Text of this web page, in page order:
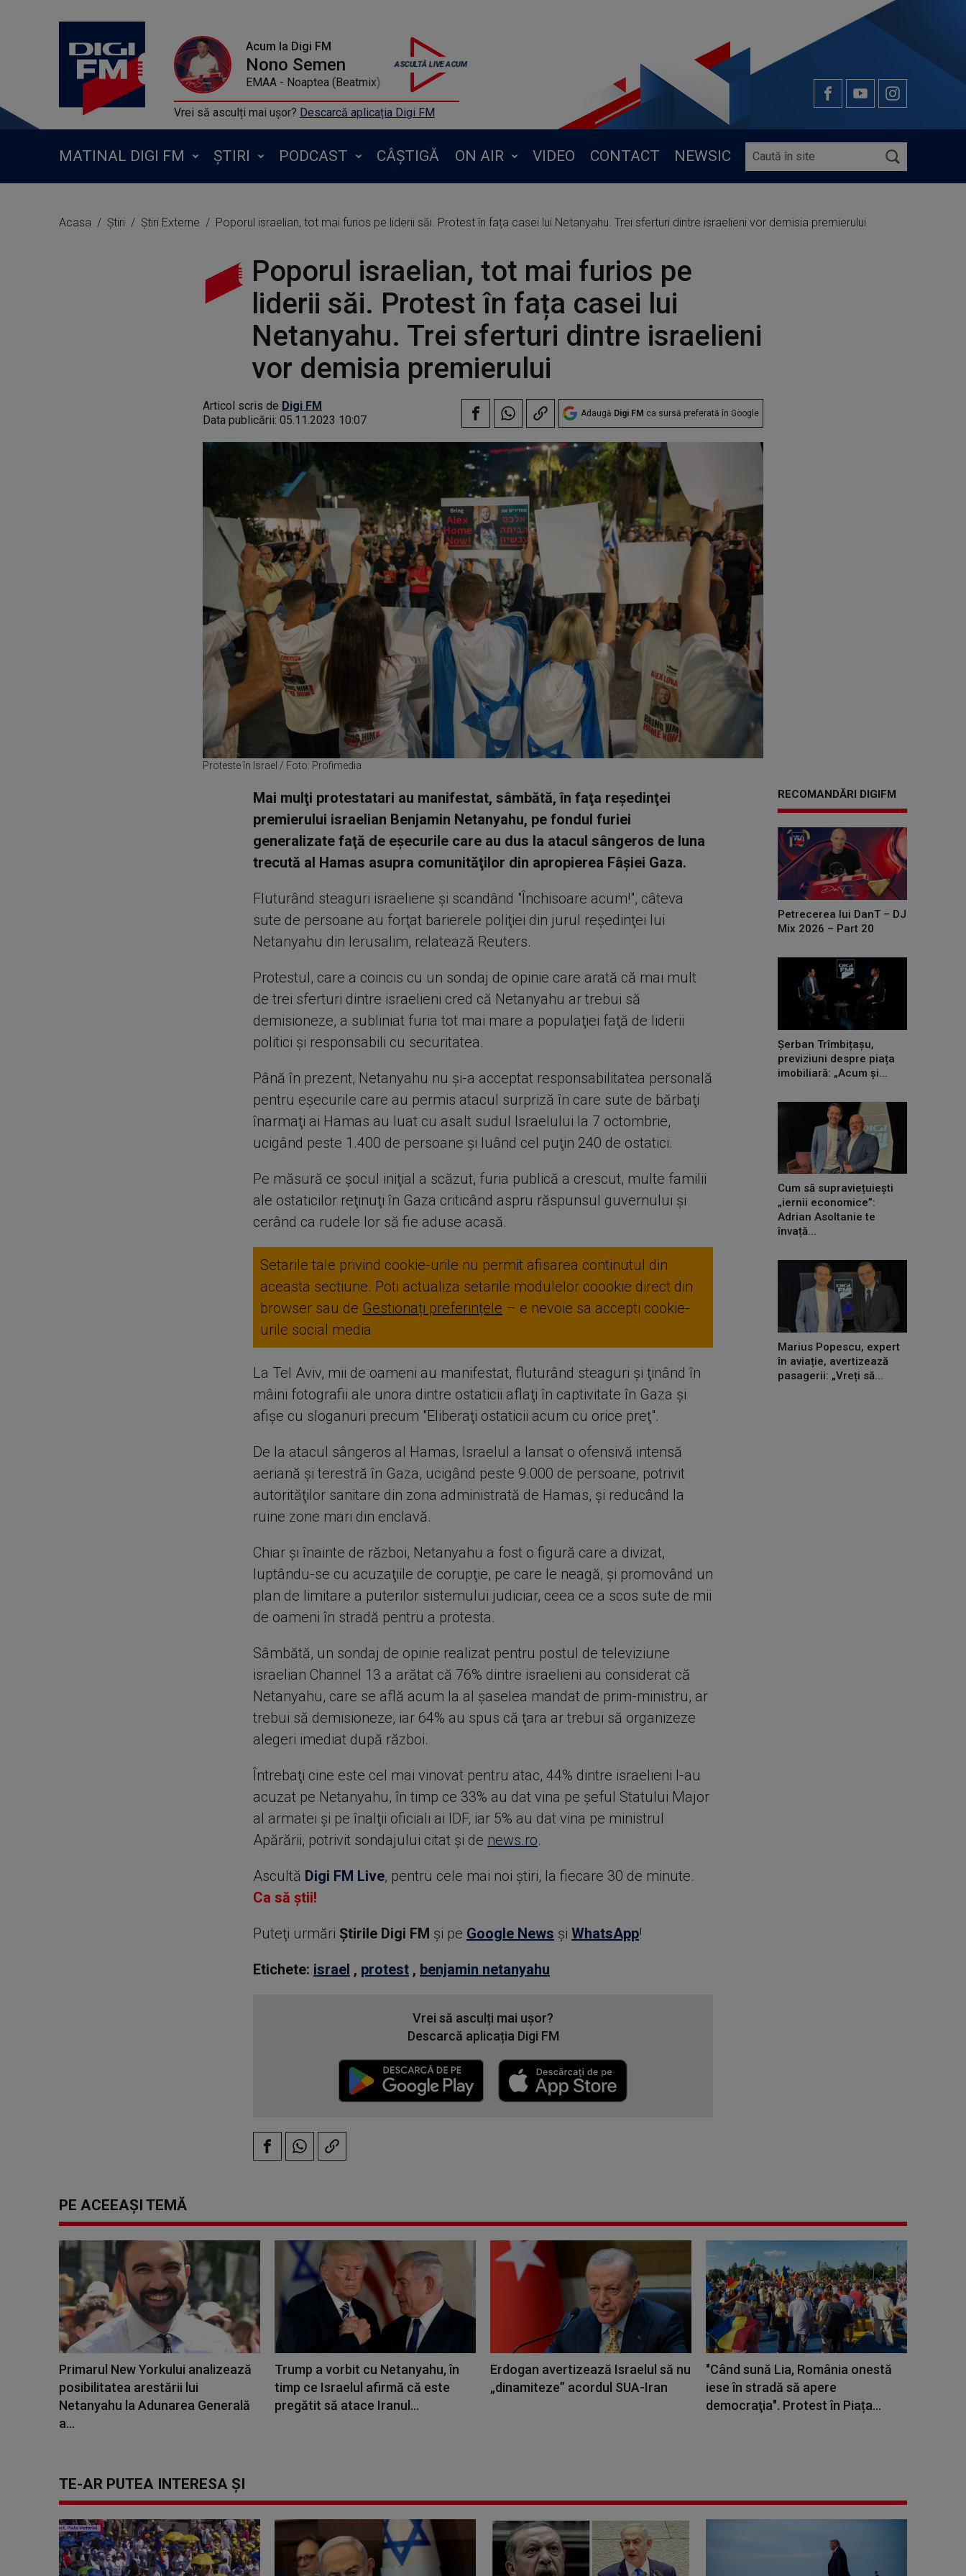
Acum la Digi FM
Nono Semen
EMAA - Noaptea (Beatmix)
Vrei să asculți mai ușor? Descarcă aplicația Digi FM
MATINAL DIGI FM ȘTIRI PODCAST CÂȘTIGĂ ON AIR VIDEO CONTACT NEWSIC
Acasa Știri Știri Externe Poporul israelian, tot mai furios pe liderii săi. Protest în fața casei lui Netanyahu. Trei sferturi dintre israelieni vor demisia premierului
Poporul israelian, tot mai furios pe
liderii săi. Protest în fața casei lui
Netanyahu. Trei sferturi dintre israelieni
vor demisia premierului
Articol scris de Digi FM
Data publicării: 05.11.2023 10:07 Adaugă Digi FM ca sursă preferată în Google
Proteste în Israel / Foto: Profimedia
Mai mulţi protestatari au manifestat, sâmbătă, în faţa reşedinţei
premierului israelian Benjamin Netanyahu, pe fondul furiei
generalizate faţă de eşecurile care au dus la atacul sângeros de luna
trecută al Hamas asupra comunităţilor din apropierea Fâşiei Gaza.
Fluturând steaguri israeliene şi scandând "Închisoare acum!", câteva
sute de persoane au forţat barierele poliţiei din jurul reşedinţei lui
Netanyahu din Ierusalim, relatează Reuters.
Protestul, care a coincis cu un sondaj de opinie care arată că mai mult
de trei sferturi dintre israelieni cred că Netanyahu ar trebui să
demisioneze, a subliniat furia tot mai mare a populaţiei faţă de liderii
politici şi responsabili cu securitatea.
Până în prezent, Netanyahu nu şi-a acceptat responsabilitatea personală
pentru eşecurile care au permis atacul surpriză în care sute de bărbaţi
înarmaţi ai Hamas au luat cu asalt sudul Israelului la 7 octombrie,
ucigând peste 1.400 de persoane şi luând cel puţin 240 de ostatici.
Pe măsură ce şocul iniţial a scăzut, furia publică a crescut, multe familii
ale ostaticilor reţinuţi în Gaza criticând aspru răspunsul guvernului şi
cerând ca rudele lor să fie aduse acasă.
Setarile tale privind cookie-urile nu permit afisarea continutul din
aceasta sectiune. Poti actualiza setarile modulelor coookie direct din
browser sau de Gestionați preferințele – e nevoie sa accepti cookie-
urile social media
La Tel Aviv, mii de oameni au manifestat, fluturând steaguri şi ţinând în
mâini fotografii ale unora dintre ostaticii aflaţi în captivitate în Gaza şi
afişe cu sloganuri precum "Eliberaţi ostaticii acum cu orice preţ".
De la atacul sângeros al Hamas, Israelul a lansat o ofensivă intensă
aeriană şi terestră în Gaza, ucigând peste 9.000 de persoane, potrivit
autorităţilor sanitare din zona administrată de Hamas, şi reducând la
ruine zone mari din enclavă.
Chiar şi înainte de război, Netanyahu a fost o figură care a divizat,
luptându-se cu acuzaţiile de corupţie, pe care le neagă, şi promovând un
plan de limitare a puterilor sistemului judiciar, ceea ce a scos sute de mii
de oameni în stradă pentru a protesta.
Sâmbătă, un sondaj de opinie realizat pentru postul de televiziune
israelian Channel 13 a arătat că 76% dintre israelieni au considerat că
Netanyahu, care se află acum la al şaselea mandat de prim-ministru, ar
trebui să demisioneze, iar 64% au spus că ţara ar trebui să organizeze
alegeri imediat după război.
Întrebaţi cine este cel mai vinovat pentru atac, 44% dintre israelieni l-au
acuzat pe Netanyahu, în timp ce 33% au dat vina pe şeful Statului Major
al armatei şi pe înalţii oficiali ai IDF, iar 5% au dat vina pe ministrul
Apărării, potrivit sondajului citat și de news.ro.
Ascultă Digi FM Live, pentru cele mai noi știri, la fiecare 30 de minute.
Ca să știi!
Puteţi urmări Știrile Digi FM şi pe Google News şi WhatsApp!
Etichete: israel , protest, benjamin netanyahu
Vrei să asculți mai ușor?
Descarcă aplicația Digi FM
RECOMANDĂRI DIGIFM
Petrecerea lui DanT – DJ
Mix 2026 – Part 20
Șerban Trîmbițașu,
previziuni despre piața
imobiliară: „Acum și...
Cum să supraviețuiești
„iernii economice”:
Adrian Asoltanie te
învață...
Marius Popescu, expert
în aviație, avertizează
pasagerii: „Vreți să...
PE ACEEAȘI TEMĂ
Primarul New Yorkului analizează
posibilitatea arestării lui
Netanyahu la Adunarea Generală
a...
Trump a vorbit cu Netanyahu, în
timp ce Israelul afirmă că este
pregătit să atace Iranul...
Erdogan avertizează Israelul să nu
„dinamiteze” acordul SUA-Iran
"Când sună Lia, România onestă
iese în stradă să apere
democraţia". Protest în Piața...
TE-AR PUTEA INTERESA ȘI